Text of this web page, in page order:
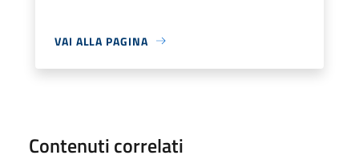
VAI ALLA PAGINA
Contenuti correlati